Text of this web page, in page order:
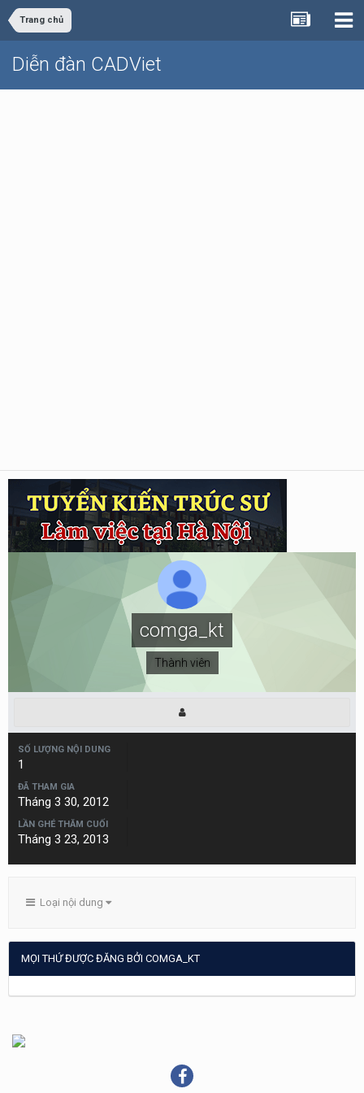
Trang chủ
Diễn đàn CADViet
comga_kt
Thành viên
SỐ LƯỢNG NỘI DUNG
1
ĐÃ THAM GIA
Tháng 3 30, 2012
LẦN GHÉ THĂM CUỐI
Tháng 3 23, 2013
Loại nội dung
MỌI THỨ ĐƯỢC ĐĂNG BỞI COMGA_KT